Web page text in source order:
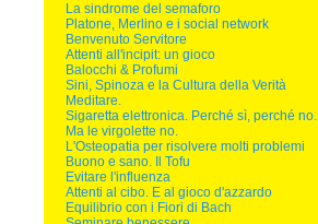
La sindrome del semaforo
Platone, Merlino e i social network
Benvenuto Servitore
Attenti all'incipit: un gioco
Balocchi & Profumi
Sini, Spinoza e la Cultura della Verità
Meditare.
Sigaretta elettronica. Perché sì, perché no.
Ma le virgolette no.
L'Osteopatia per risolvere molti problemi
Buono e sano. Il Tofu
Evitare l'influenza
Attenti al cibo. E al gioco d'azzardo
Equilibrio con i Fiori di Bach